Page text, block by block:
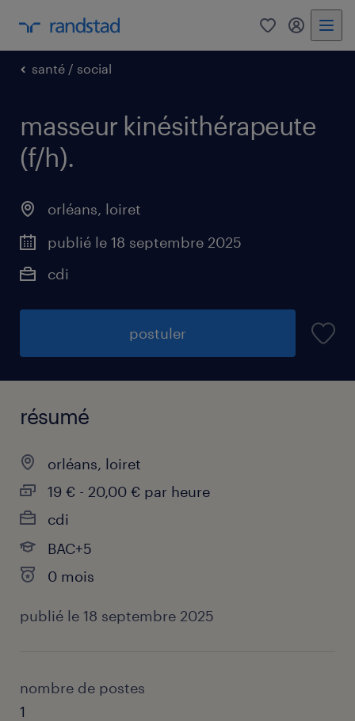
0 mon
santé / social
masseur kinésithérapeute
(f/h).
orléans, loiret
publié le 18 septembre 2025
cdi
postuler
résumé
orléans, loiret
19 € - 20,00 € par heure
cdi
BAC+5
0 mois
publié le 18 septembre 2025
nombre de postes
1